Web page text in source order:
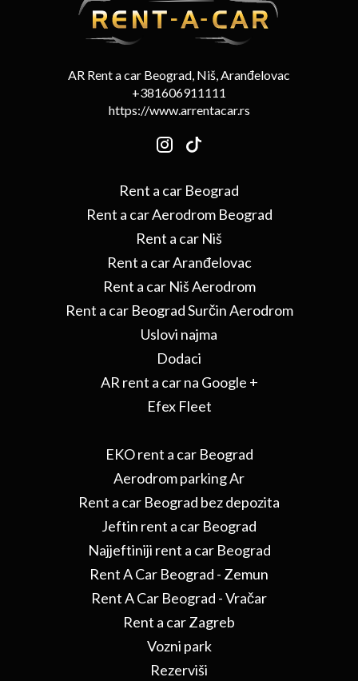
AR Rent a car Beograd, Niš, Aranđelovac
+381606911111
https://www.arrentacar.rs
Rent a car Beograd
Rent a car Aerodrom Beograd
Rent a car Niš
Rent a car Aranđelovac
Rent a car Niš Aerodrom
Rent a car Beograd Surčin Aerodrom
Uslovi najma
Dodaci
AR rent a car na Google +
Efex Fleet
EKO rent a car Beograd
Aerodrom parking Ar
Rent a car Beograd bez depozita
Jeftin rent a car Beograd
Najjeftiniji rent a car Beograd
Rent A Car Beograd - Zemun
Rent A Car Beograd - Vračar
Rent a car Zagreb
Vozni park
Rezerviši